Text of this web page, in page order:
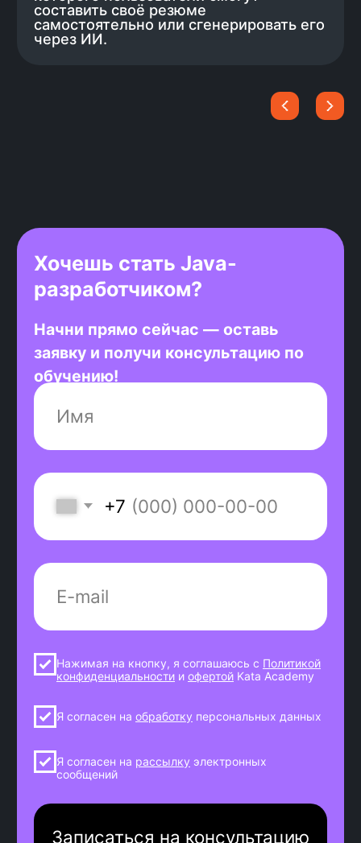
правильное впечатление. Чтобы у
тебя было больше времени
на подготовку, мы разработали бота,
стеку
Цель курса — трудоустройство, мы
составляем программу на основе
стека, востребованного у
когда требования меняются — курс
обновляется. Ты учишь только
актуальный стек и не тратишь
время на технологии с низким
спросом.
Карьерный консультант на связи с
тобой до первого рабочего дня. Он
ответит на любые вопросы о поиске
работы и процессе трудоустройства.
куратором и координатором на
общих созвонах.
1